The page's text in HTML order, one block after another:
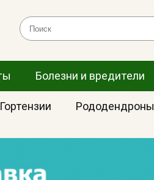
Болезни и вредители
Гортензии Рододендроны